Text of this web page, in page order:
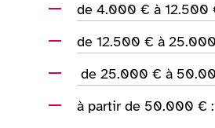
de 4.000 € à 12.500
de 12.500 € à
de 25.000 € à
à partir de 50.000 € :